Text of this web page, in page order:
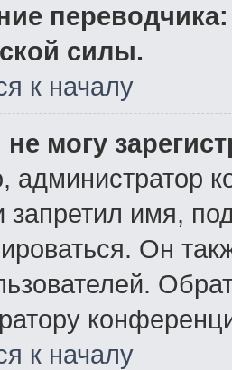
силы.
к началу
могу
администратор
запретил имя,
Он
к началу